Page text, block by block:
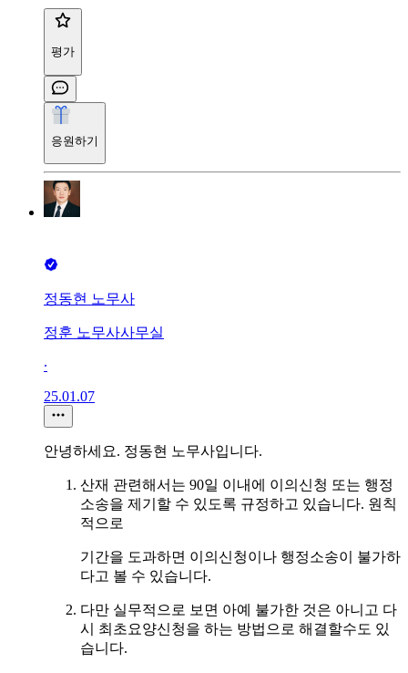
평가
응원하기
정동현 노무사
정훈 노무사사무실
∙
25.01.07
안녕하세요. 정동현 노무사입니다.
산재 관련해서는 90일 이내에 이의신청 또는 행정
소송을 제기할 수 있도록 규정하고 있습니다. 원칙
적으로
기간을 도과하면 이의신청이나 행정소송이 불가하
다고 볼 수 있습니다.
다만 실무적으로 보면 아예 불가한 것은 아니고 다
시 최초요양신청을 하는 방법으로 해결할수도 있
습니다.